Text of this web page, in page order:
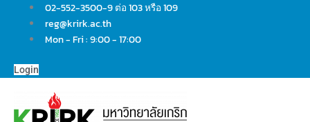
content
02-552-3500-9 ต่อ 103 หรือ 109
reg@krirk.ac.th
Mon - Fri : 9:00 - 17:00
Login